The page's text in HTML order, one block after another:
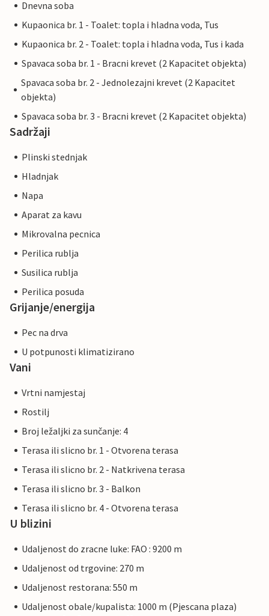
Dnevna soba
Kupaonica br. 1 - Toalet: topla i hladna voda, Tus
Kupaonica br. 2 - Toalet: topla i hladna voda, Tus i kada
Spavaca soba br. 1 - Bracni krevet (2 Kapacitet objekta)
Spavaca soba br. 2 - Jednolezajni krevet (2 Kapacitet
objekta)
Spavaca soba br. 3 - Bracni krevet (2 Kapacitet objekta)
Sadržaji
Plinski stednjak
Hladnjak
Napa
Aparat za kavu
Mikrovalna pecnica
Perilica rublja
Susilica rublja
Perilica posuda
Grijanje/energija
Pec na drva
U potpunosti klimatizirano
Vani
Vrtni namjestaj
Rostilj
Broj ležaljki za sunčanje: 4
Terasa ili slicno br. 1 - Otvorena terasa
Terasa ili slicno br. 2 - Natkrivena terasa
Terasa ili slicno br. 3 - Balkon
Terasa ili slicno br. 4 - Otvorena terasa
U blizini
Udaljenost do zracne luke: FAO : 9200 m
Udaljenost od trgovine: 270 m
Udaljenost restorana: 550 m
Udaljenost obale/kupalista: 1000 m (Pjescana plaza)